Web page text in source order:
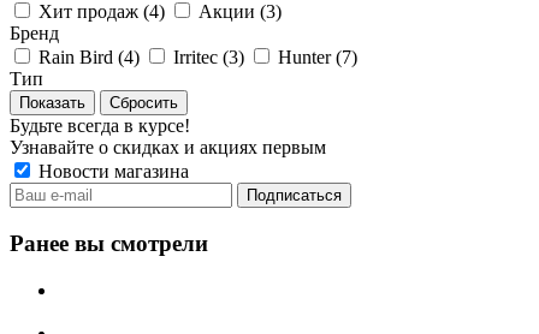
Хит продаж (4) Акции (3)
Бренд
Rain Bird (4) Irritec (3) Hunter (7)
Тип
Сбросить
Будьте всегда в курсе!
Узнавайте о скидках и акциях первым
Новости магазина
Ранее вы смотрели